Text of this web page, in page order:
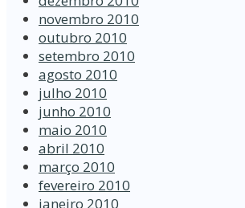
novembro 2010
outubro 2010
setembro 2010
agosto 2010
julho 2010
junho 2010
maio 2010
abril 2010
março 2010
fevereiro 2010
janeiro 2010